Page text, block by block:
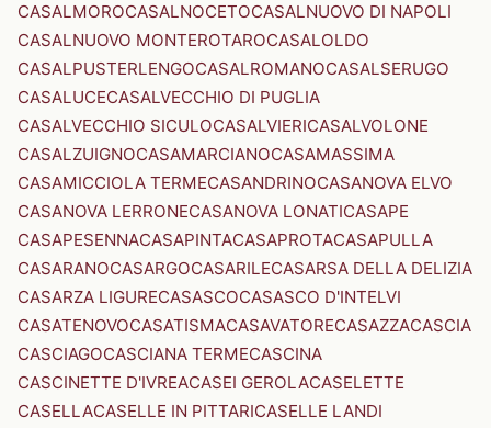
CASALMOROCASALNOCETOCASALNUOVO DI NAPOLI
CASALNUOVO MONTEROTAROCASALOLDO
CASALPUSTERLENGOCASALROMANOCASALSERUGO
CASALUCECASALVECCHIO DI PUGLIA
CASALVECCHIO SICULOCASALVIERICASALVOLONE
CASALZUIGNOCASAMARCIANOCASAMASSIMA
CASAMICCIOLA TERMECASANDRINOCASANOVA ELVO
CASANOVA LERRONECASANOVA LONATICASAPE
CASAPESENNACASAPINTACASAPROTACASAPULLA
CASARANOCASARGOCASARILECASARSA DELLA DELIZIA
CASARZA LIGURECASASCOCASASCO D'INTELVI
CASATENOVOCASATISMACASAVATORECASAZZACASCIA
CASCIAGOCASCIANA TERMECASCINA
CASCINETTE D'IVREACASEI GEROLACASELETTE
CASELLACASELLE IN PITTARICASELLE LANDI